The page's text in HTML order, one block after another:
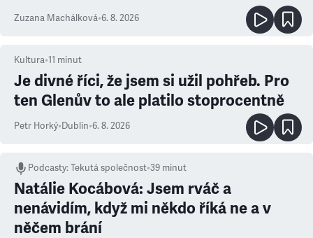
Zuzana Machálková•6. 8. 2026
Kultura•11 minut
Je divné říci, že jsem si užil pohřeb. Pro
ten Glenův to ale platilo stoprocentně
Petr Horký•Dublin•6. 8. 2026
Podcasty:Tekutá společnost•39 minut
Natálie Kocábová: Jsem rváč a
nenávidím, když mi někdo říká ne a v
něčem brání